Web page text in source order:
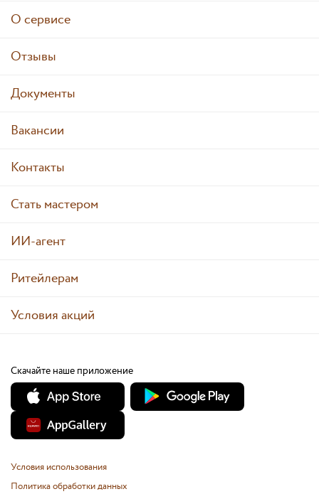
О сервисе
Отзывы
Документы
Вакансии
Контакты
Стать мастером
ИИ-агент
Ритейлерам
Условия акций
Скачайте наше приложение
Условия использования
Политика обработки данных